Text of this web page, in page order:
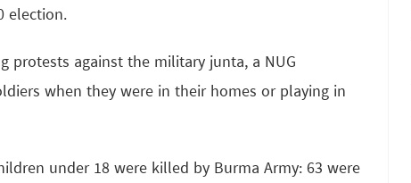
election.
protests against the military junta, a NUG
when they were in their homes or playing in
under 18 were killed by Burma Army: 63 were